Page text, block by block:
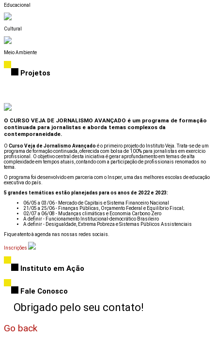
Educacional
Cultural
Meio Ambiente
Projetos
O CURSO VEJA DE JORNALISMO AVANÇADO é um programa de formação
continuada para jornalistas e aborda temas complexos da
contemporaneidade.
O Curso Veja de Jornalismo Avançado é o primeiro projeto do Instituto Veja. Trata-se de um
programa de formação continuada, oferecida com bolsa de 100% para jornalistas em exercício
profissional. O objetivo central desta iniciativa é gerar aprofundamento em temas de alta
complexidade em tempos atuais, contando com a participação de profissionais renomados no
tema.
O programa foi desenvolvido em parceria com o Insper, uma das melhores escolas de educação
executiva do país.
5 grandes temáticas estão planejadas para os anos de 2022 e 2023:
06/05 a 03/06 - Mercado de Capitais e Sistema Financeiro Nacional
21/05 a 25/06 - Finanças Públicas, Orçamento Federal e Equilíbrio Fiscal;
02/07 a 06/08 - Mudanças climáticas e Economia Carbono Zero
A definir - Funcionamento Institucional-democrático Brasileiro
A definir - Desigualdade, Extrema Pobreza e Sistemas Públicos Assistenciais
Fique atento à agenda nas nossas redes sociais.
Inscrições
Instituto em Ação
Fale Conosco
Go back